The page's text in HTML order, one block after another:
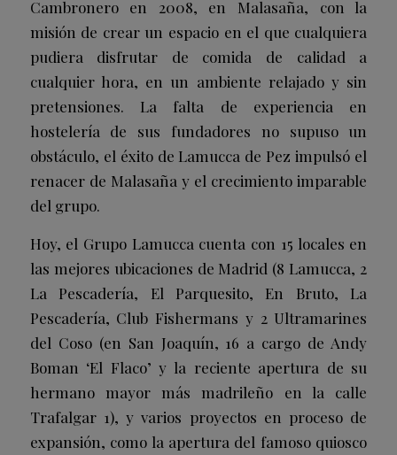
Cambronero en 2008, en Malasaña, con la
misión de crear un espacio en el que cualquiera
pudiera disfrutar de comida de calidad a
cualquier hora, en un ambiente relajado y sin
pretensiones. La falta de experiencia en
hostelería de sus fundadores no supuso un
obstáculo, el éxito de Lamucca de Pez impulsó el
renacer de Malasaña y el crecimiento imparable
del grupo.
Hoy, el Grupo Lamucca cuenta con 15 locales en
las mejores ubicaciones de Madrid (8 Lamucca, 2
La Pescadería, El Parquesito, En Bruto, La
Pescadería, Club Fishermans y 2 Ultramarines
del Coso (en San Joaquín, 16 a cargo de Andy
Boman ‘El Flaco’ y la reciente apertura de su
hermano mayor más madrileño en la calle
Trafalgar 1), y varios proyectos en proceso de
expansión, como la apertura del famoso quiosco